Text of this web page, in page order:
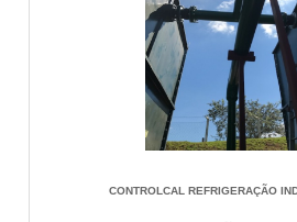
CONTROLCAL REFRIGERAÇÃO